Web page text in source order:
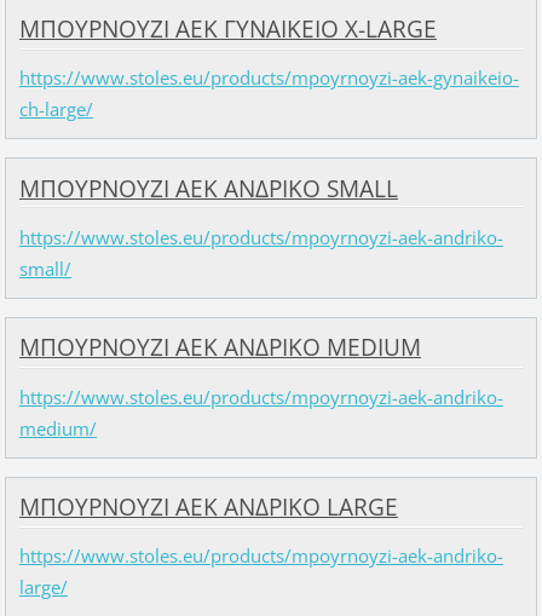
ΜΠΟΥΡΝΟΥΖΙ ΑΕΚ ΓΥΝΑΙΚΕΙΟ Χ-LARGE
https://www.stoles.eu/products/mpoyrnoyzi-aek-gynaikeio-
ch-large/
ΜΠΟΥΡΝΟΥΖΙ ΑΕΚ ΑΝΔΡΙΚΟ SMALL
https://www.stoles.eu/products/mpoyrnoyzi-aek-andriko-
small/
ΜΠΟΥΡΝΟΥΖΙ ΑΕΚ ΑΝΔΡΙΚΟ MEDIUM
https://www.stoles.eu/products/mpoyrnoyzi-aek-andriko-
medium/
ΜΠΟΥΡΝΟΥΖΙ ΑΕΚ ΑΝΔΡΙΚΟ LARGE
https://www.stoles.eu/products/mpoyrnoyzi-aek-andriko-
large/